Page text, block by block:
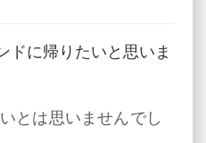
ドに帰りたいと思いま
とは思いませんでし